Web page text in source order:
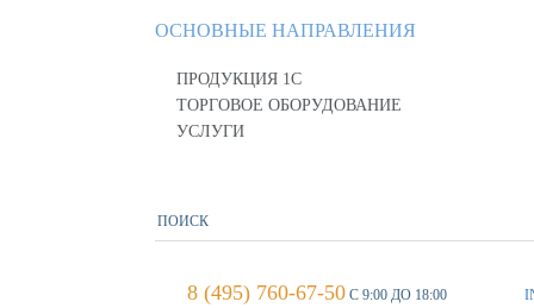
ОСНОВНЫЕ НАПРАВЛЕНИЯ
ПРОДУКЦИЯ 1С
ТОРГОВОЕ ОБОРУДОВАНИЕ
УСЛУГИ
8 (495) 760-67-50 С 9:00 ДО 18:00